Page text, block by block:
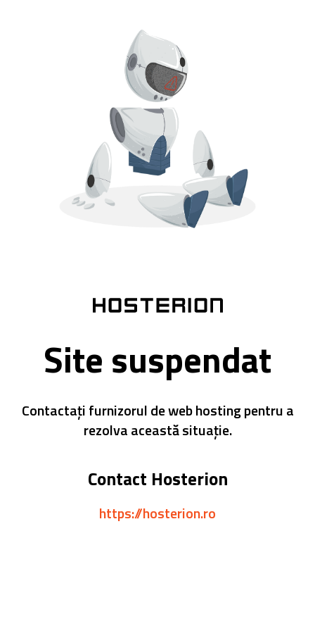
Site suspendat
Contactați furnizorul de web hosting pentru a
rezolva această situație.
Contact Hosterion
https://hosterion.ro